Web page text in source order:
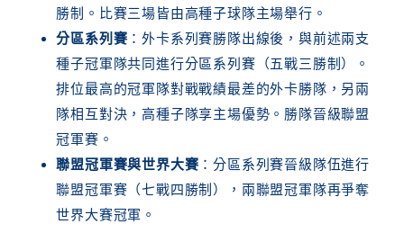
勝制。比賽三場皆由高種子球隊主場舉行。
分區系列賽：外卡系列賽勝隊出線後，與前述兩支
種子冠軍隊共同進行分區系列賽（五戰三勝制）。
排位最高的冠軍隊對戰戰績最差的外卡勝隊，另兩
隊相互對決，高種子隊享主場優勢。勝隊晉級聯盟
冠軍賽。
聯盟冠軍賽與世界大賽：分區系列賽晉級隊伍進行
聯盟冠軍賽（七戰四勝制），兩聯盟冠軍隊再爭奪
世界大賽冠軍。